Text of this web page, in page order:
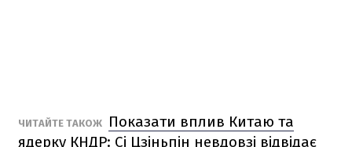
ЧИТАЙТЕ ТАКОЖ
Показати вплив Китаю та
ядерку КНДР: Сі Цзіньпін невдовзі відвідає